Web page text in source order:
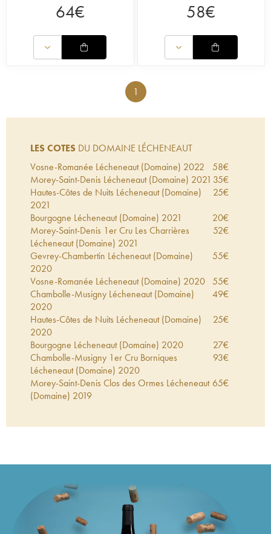
64€ 58€
1
LES COTES DU DOMAINE LÉCHENEAUT
Vosne-Romanée Lécheneaut (Domaine) 2022 58€
Morey-Saint-Denis Lécheneaut (Domaine) 2021 35€
Hautes-Côtes de Nuits Lécheneaut (Domaine)
2021
25€
Bourgogne Lécheneaut (Domaine) 2021 20€
Morey-Saint-Denis 1er Cru Les Charrières
Lécheneaut (Domaine) 2021
52€
Gevrey-Chambertin Lécheneaut (Domaine)
2020
55€
Vosne-Romanée Lécheneaut (Domaine) 2020 55€
Chambolle-Musigny Lécheneaut (Domaine)
2020
49€
Hautes-Côtes de Nuits Lécheneaut (Domaine)
2020
25€
Bourgogne Lécheneaut (Domaine) 2020 27€
Chambolle-Musigny 1er Cru Borniques
Lécheneaut (Domaine) 2020
93€
Morey-Saint-Denis Clos des Ormes Lécheneaut
(Domaine) 2019
65€
Lécheneaut (Domaine)
2019
Vosne-Romanée Lécheneaut (Domaine)
Nuits-Saint-Georges Lécheneaut (Domaine)
2019
40